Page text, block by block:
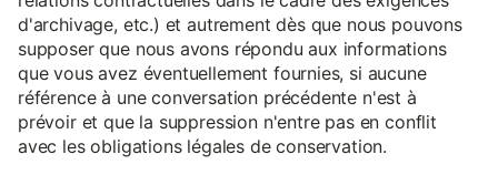
d'archivage, etc.) et autrement dès que nous pouvons
supposer que nous avons répondu aux informations
que vous avez éventuellement fournies, si aucune
référence à une conversation précédente n'est à
prévoir et que la suppression n'entre pas en conflit
avec les obligations légales de conservation.